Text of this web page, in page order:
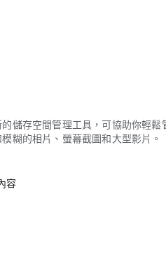
儲存空間管理工具，可協助你輕
糊的相片、螢幕截圖和大型影片。
容